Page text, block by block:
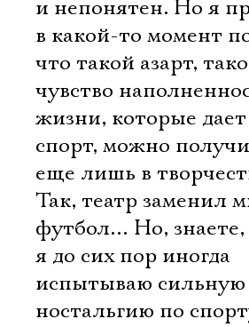
и непонятен. Но я
в какой-то момент
что такой азарт,
чувство
жизни, которые дает
спорт, можно
еще лишь в
Так, театр заменил
футбол… Но, знаете,
я до сих пор иногда
испытываю сильную
ностальгию по